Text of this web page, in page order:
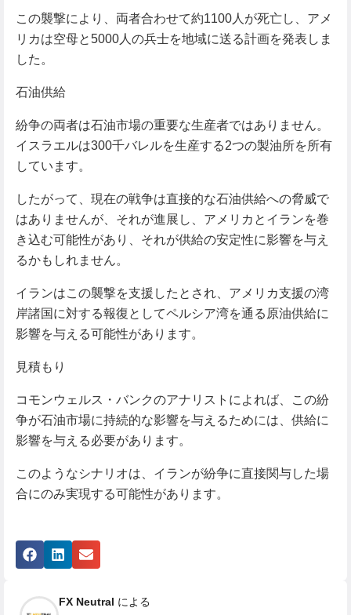
この襲撃により、両者合わせて約1100人が死亡し、アメ
リカは空母と5000人の兵士を地域に送る計画を発表しま
した。
石油供給
紛争の両者は石油市場の重要な生産者ではありません。
イスラエルは300千バレルを生産する2つの製油所を所有
しています。
したがって、現在の戦争は直接的な石油供給への脅威で
はありませんが、それが進展し、アメリカとイランを巻
き込む可能性があり、それが供給の安定性に影響を与え
るかもしれません。
イランはこの襲撃を支援したとされ、アメリカ支援の湾
岸諸国に対する報復としてペルシア湾を通る原油供給に
影響を与える可能性があります。
見積もり
コモンウェルス・バンクのアナリストによれば、この紛
争が石油市場に持続的な影響を与えるためには、供給に
影響を与える必要があります。
このようなシナリオは、イランが紛争に直接関与した場
合にのみ実現する可能性があります。
FX Neutral による